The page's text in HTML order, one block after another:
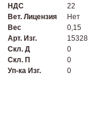
НДС
22
Вет. Лицензия
Нет
Вес
0,15
Арт. Изг.
15328
Скл. Д
0
Скл. П
0
Уп-ка Изг.
0